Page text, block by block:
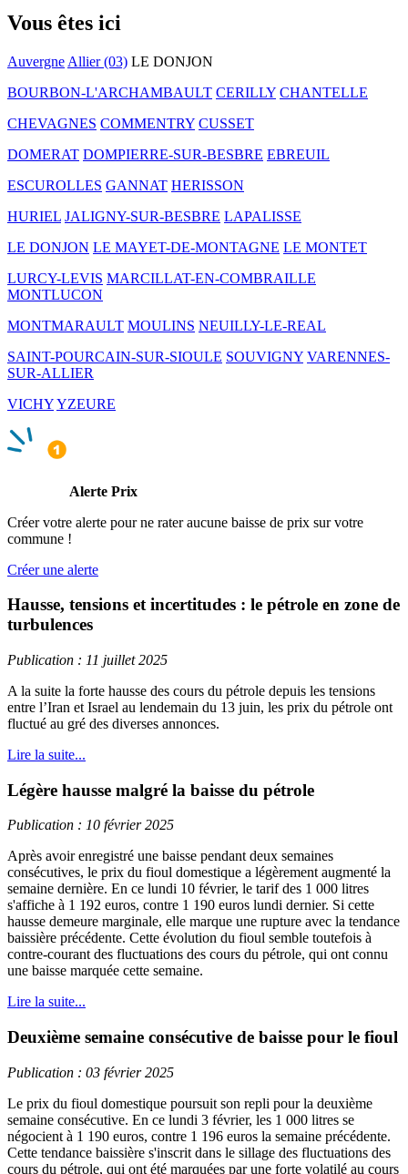
Vous êtes ici
Auvergne Allier (03) LE DONJON
BOURBON-L'ARCHAMBAULT CERILLY CHANTELLE
CHEVAGNES COMMENTRY CUSSET
DOMERAT DOMPIERRE-SUR-BESBRE EBREUIL
ESCUROLLES GANNAT HERISSON
HURIEL JALIGNY-SUR-BESBRE LAPALISSE
LE DONJON LE MAYET-DE-MONTAGNE LE MONTET
LURCY-LEVIS MARCILLAT-EN-COMBRAILLE
MONTLUCON
MONTMARAULT MOULINS NEUILLY-LE-REAL
SAINT-POURCAIN-SUR-SIOULE SOUVIGNY VARENNES-
SUR-ALLIER
VICHYYZEURE
Alerte Prix
Créer votre alerte pour ne rater aucune baisse de prix sur votre
commune !
Créer une alerte
Hausse, tensions et incertitudes : le pétrole en zone de
turbulences
Publication : 11 juillet 2025
A la suite la forte hausse des cours du pétrole depuis les tensions
entre l’Iran et Israel au lendemain du 13 juin, les prix du pétrole ont
fluctué au gré des diverses annonces.
Lire la suite...
Légère hausse malgré la baisse du pétrole
Publication : 10 février 2025
Après avoir enregistré une baisse pendant deux semaines
consécutives, le prix du fioul domestique a légèrement augmenté la
semaine dernière. En ce lundi 10 février, le tarif des 1 000 litres
s'affiche à 1 192 euros, contre 1 190 euros lundi dernier. Si cette
hausse demeure marginale, elle marque une rupture avec la tendance
baissière précédente. Cette évolution du fioul semble toutefois à
contre-courant des fluctuations des cours du pétrole, qui ont connu
une baisse marquée cette semaine.
Lire la suite...
Deuxième semaine consécutive de baisse pour le fioul
Publication : 03 février 2025
Le prix du fioul domestique poursuit son repli pour la deuxième
semaine consécutive. En ce lundi 3 février, les 1 000 litres se
négocient à 1 190 euros, contre 1 196 euros la semaine précédente.
Cette tendance baissière s'inscrit dans le sillage des fluctuations des
cours du pétrole, qui ont été marquées par une forte volatilé au cours